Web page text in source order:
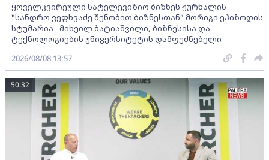
ყოველკვირეული სატელევიზიო ბიზნეს ჟურნალის
"სანდრო ვეფხვაძე შენობით ბიზნესთან" მორიგი ეპიზოდის
სტუმარია - მიხეილ ბატიაშვილი, ბიზნესისა და
ტექნოლოგიების უნივერსიტეტის დამფუძნებელი
2026/08/08 13:57
50:32